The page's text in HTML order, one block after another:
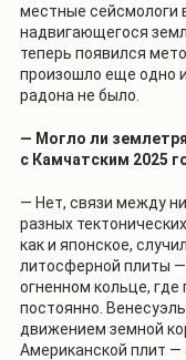
местные сейсмологи
надвигающегося
теперь появился
произошло еще одно
радона не было.
— Могло ли
с Камчатским 2025
— Нет, связи между
разных
как и японское,
литосферной плиты
огненном кольце,
постоянно.
движением земной
Американской плит —